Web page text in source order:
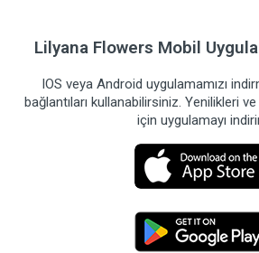
Lilyana Flowers Mobil
IOS veya Android uygulamamızı
bağlantıları kullanabilirsiniz. Yenilikleri
için uygulamayı